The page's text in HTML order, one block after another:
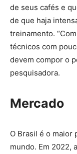
de seus cafés e
de que haja
treinamento.
técnicos com
devem compor o
pesquisadora.
Mercado
O Brasil é o
mundo. Em 2022,